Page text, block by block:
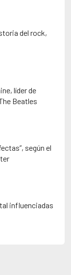
del rock,
líder de
Beatles
según el
influenciadas